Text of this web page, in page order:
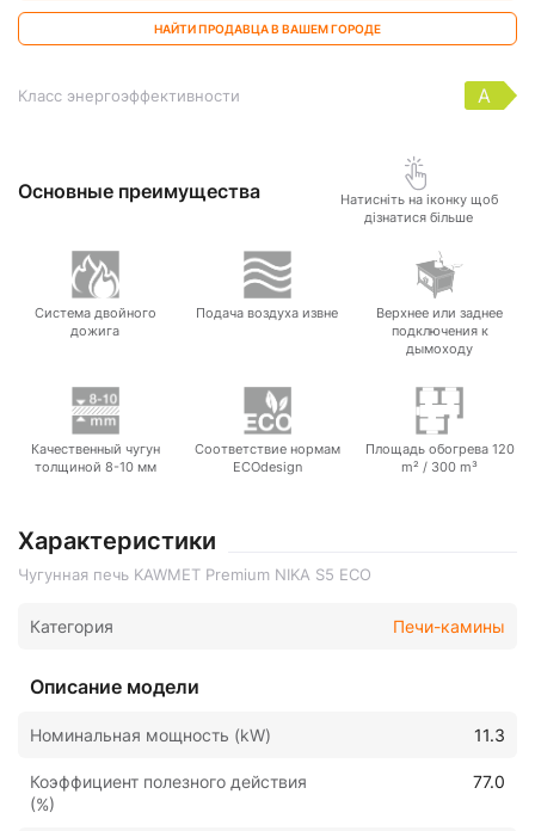
НАЙТИ ПРОДАВЦА В ВАШЕМ ГОРОДЕ
Класс энергоэффективности A
Основные преимущества
Натисніть на іконку щоб
дізнатися більше
Система двойного
дожига
Подача воздуха извне
Верхнее или заднее
подключения к
дымоходу
Качественный чугун
толщиной 8-10 мм
Соответствие нормам
ECOdesign
Площадь обогрева 120
m² / 300 m³
Характеристики
Чугунная печь KAWMET Premium NIKA S5 ECO
Категория Печи-камины
Описание модели
Номинальная мощность (kW) 11.3
Коэффициент полезного действия
(%)
77.0